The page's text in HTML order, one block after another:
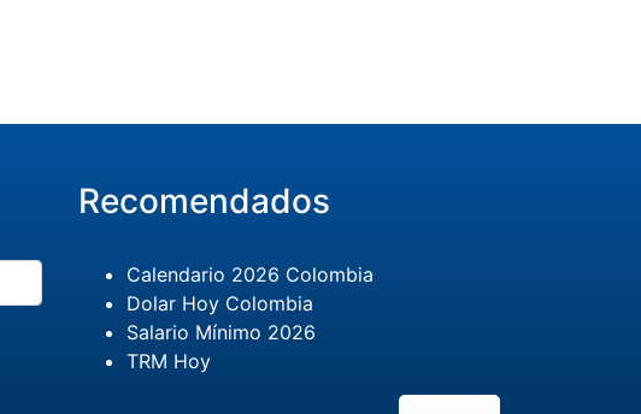
Recomendados
Calendario 2026 Colombia
Dolar Hoy Colombia
Salario Mínimo 2026
TRM Hoy